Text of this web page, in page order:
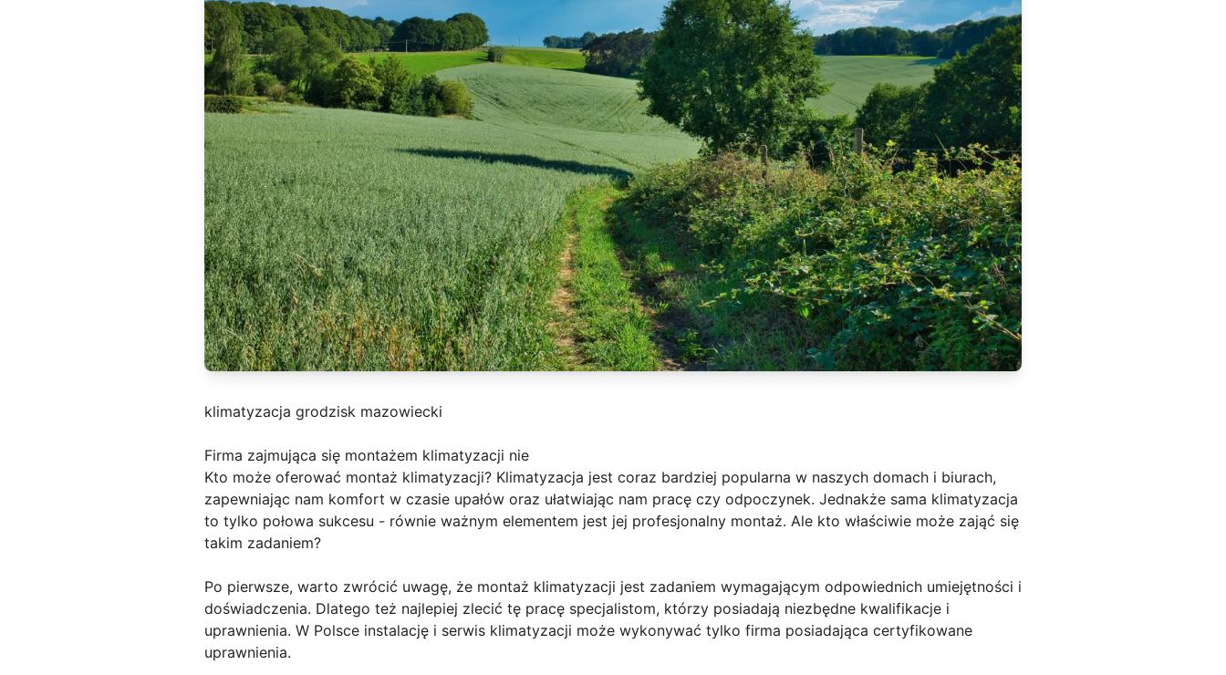
klimatyzacja grodzisk mazowiecki
Firma zajmująca się montażem klimatyzacji nie
Kto może oferować montaż klimatyzacji? Klimatyzacja jest coraz bardziej popularna w naszych domach i biurach,
zapewniając nam komfort w czasie upałów oraz ułatwiając nam pracę czy odpoczynek. Jednakże sama klimatyzacja
to tylko połowa sukcesu - równie ważnym elementem jest jej profesjonalny montaż. Ale kto właściwie może zająć się
takim zadaniem?
Po pierwsze, warto zwrócić uwagę, że montaż klimatyzacji jest zadaniem wymagającym odpowiednich umiejętności i
doświadczenia. Dlatego też najlepiej zlecić tę pracę specjalistom, którzy posiadają niezbędne kwalifikacje i
uprawnienia. W Polsce instalację i serwis klimatyzacji może wykonywać tylko firma posiadająca certyfikowane
uprawnienia.